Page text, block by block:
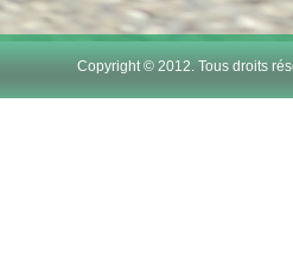
17
Copyright © 2012. Tous droits